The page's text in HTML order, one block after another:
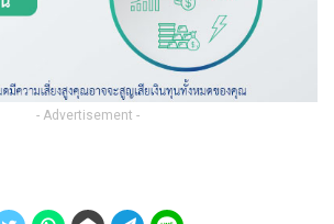
- Advertisement -